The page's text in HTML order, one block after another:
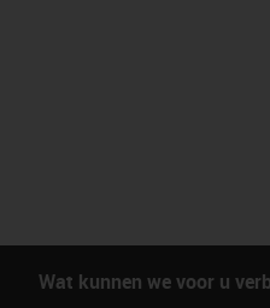
Wat kunnen we voor u